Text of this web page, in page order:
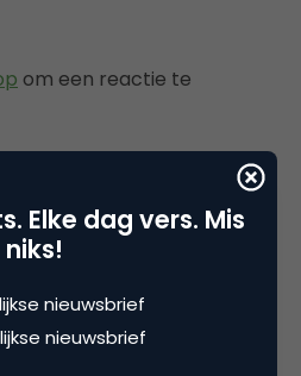
om een reactie te
with or without a cause?
upcall voor ontwerpers
Elke dag vers. Mis
niks!
nieuwsbrief
nieuwsbrief